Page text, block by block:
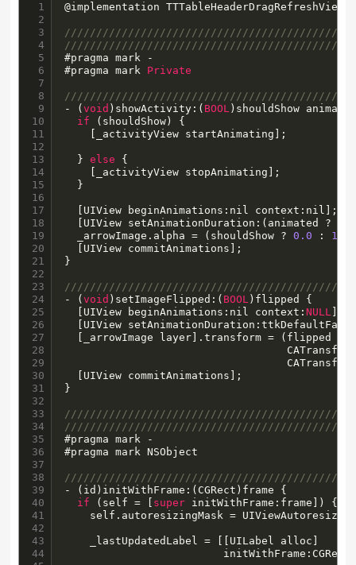
1
2
3
4
5
6
7
8
9
10
11
12
13
14
15
16
17
18
19
20
21
22
23
24
25
26
27
28
29
30
31
32
33
34
35
36
37
38
39
40
41
42
43
44
@implementation TTTableHeaderDragRefreshView
#pragma mark -
#pragma mark Private
- (void )showActivity:( BOOL )shouldShow
if (shouldShow) {
    [_activityView startAnimating];
  }
else {
    [_activityView stopAnimating];
  }
  [UIView beginAnimations:nil context:nil];
[UIView setAnimationDuration:(animated ?
  _arrowImage.alpha = (shouldShow ?
0.0 : 1.0
  [UIView commitAnimations];
}
- (void )setImageFlipped:( BOOL )flipped {
  [UIView beginAnimations:nil context:
NULL
[UIView
  [_arrowImage layer].transform = (flipped ?
  [UIView commitAnimations];
}
#pragma mark -
#pragma mark NSObject
- (id)initWithFrame:(CGRect)frame {
if (self = [ super initWithFrame:frame]) {
self.autoresizingMask =
    _lastUpdatedLabel = [[UILabel alloc]